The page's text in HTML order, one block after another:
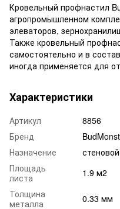
Кровельный профнастил
агропромышленном
элеваторов,
Также кровельный
самостоятельно и в
иногда применяется для
Характеристики
Артикул
8856
Бренд
Назначение
стеновой
Площадь
листа
1.9 м2
Толщина
металла
0.33 мм